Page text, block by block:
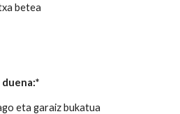
betea
eta garaiz bukatua